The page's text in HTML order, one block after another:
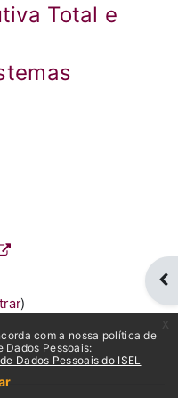
Total e
)
com a nossa política de
Dados Pessoais:
Dados Pessoais do ISEL